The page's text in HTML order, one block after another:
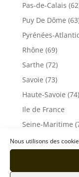
Nous utilisons des
Pas-de-Calais
Puy De Dôme
Pyrénées-
Rhône (69)
Sarthe (72)
Savoie (73)
Haute-Savoie (74)
Ile de France
Seine-Maritime
Seine et Marne